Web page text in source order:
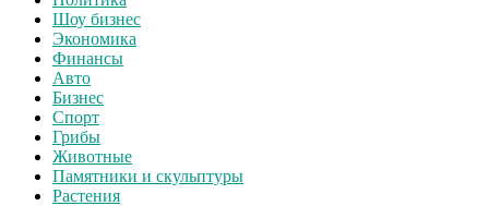
Шоу бизнес
Экономика
Финансы
Авто
Бизнес
Спорт
Грибы
Животные
Памятники и скульптуры
Растения